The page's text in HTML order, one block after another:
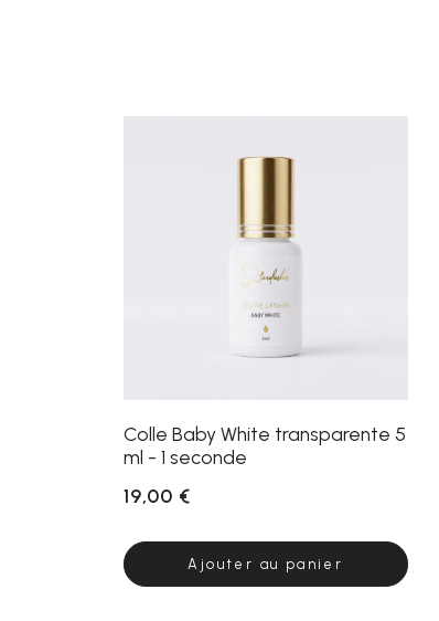
Colle Baby White transparente 5
ml - 1 seconde
19,00 €
Ajouter au panier